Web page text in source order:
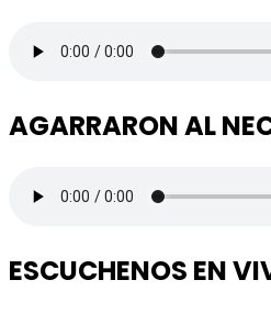
AGARRARON AL
ESCUCHENOS EN